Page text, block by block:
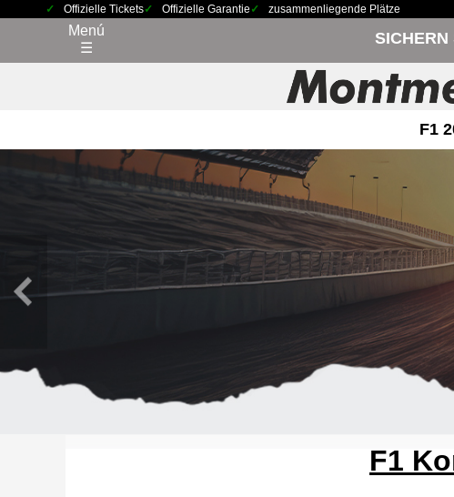
Offizielle Tickets Offizielle Garantie zusammenliegende Plätze
Menú
☰
SICHERN
F1
F1